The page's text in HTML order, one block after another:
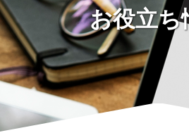
お役立ち